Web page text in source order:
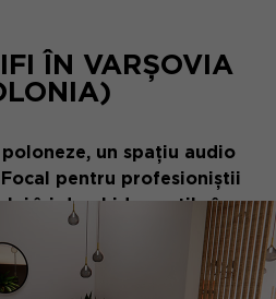
ÎN VARȘOVIA
un spațiu audio
pentru profesioniștii
își deschide porțile în
de muzică Rock'n'Roll
de parcul Łazienki.